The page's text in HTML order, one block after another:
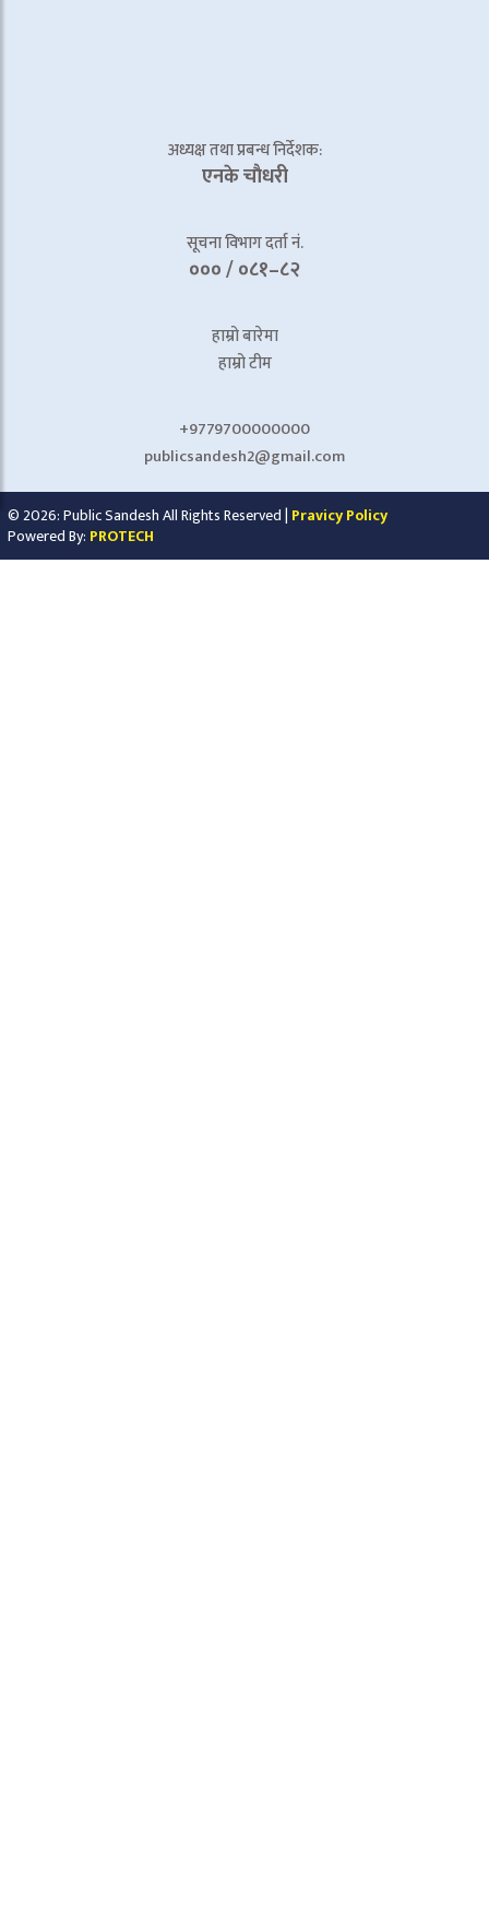
अध्यक्ष तथा प्रबन्ध निर्देशक:
एनके चाैधरी
सूचना विभाग दर्ता नं.
००० / ०८१–८२
हाम्रो बारेमा
हाम्रो टीम
+9779700000000
publicsandesh2@gmail.com
© 2026: Public Sandesh All Rights Reserved | Pravicy Policy
Powered By: PROTECH